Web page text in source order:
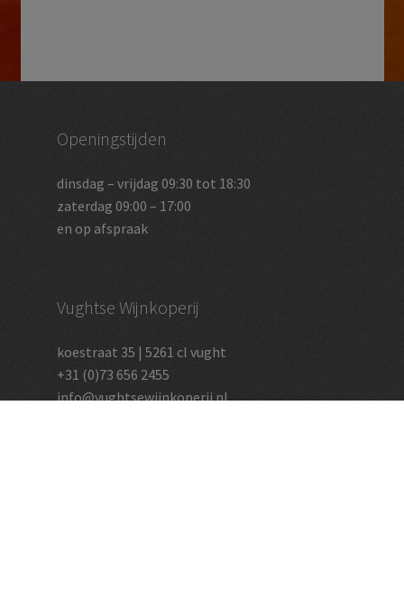
Openingstijden
dinsdag – vrijdag 09:30 tot 18:30
zaterdag 09:00 – 17:00
en op afspraak
Vughtse Wijnkoperij
koestraat 35 | 5261 cl vught
+31 (0)73 656 2455
info@vughtsewijnkoperij.nl